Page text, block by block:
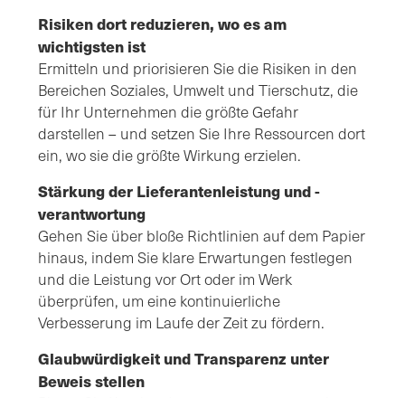
Risiken dort reduzieren, wo es am
wichtigsten ist
Ermitteln und priorisieren Sie die Risiken in den
Bereichen Soziales, Umwelt und Tierschutz, die
für Ihr Unternehmen die größte Gefahr
darstellen – und setzen Sie Ihre Ressourcen dort
ein, wo sie die größte Wirkung erzielen.
Stärkung der Lieferantenleistung und -
verantwortung
Gehen Sie über bloße Richtlinien auf dem Papier
hinaus, indem Sie klare Erwartungen festlegen
und die Leistung vor Ort oder im Werk
überprüfen, um eine kontinuierliche
Verbesserung im Laufe der Zeit zu fördern.
Glaubwürdigkeit und Transparenz unter
Beweis stellen